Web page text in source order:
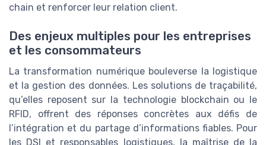
chain et renforcer leur relation client.
Des enjeux multiples pour les entreprises
et les consommateurs
La transformation numérique bouleverse la logistique
et la gestion des données. Les solutions de traçabilité,
qu’elles reposent sur la technologie blockchain ou le
RFID, offrent des réponses concrètes aux défis de
l’intégration et du partage d’informations fiables. Pour
les DSI et responsables logistiques, la maîtrise de la